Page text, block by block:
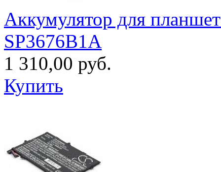
Аккумулятор для
SP3676B1A
1 310,00 руб.
Купить